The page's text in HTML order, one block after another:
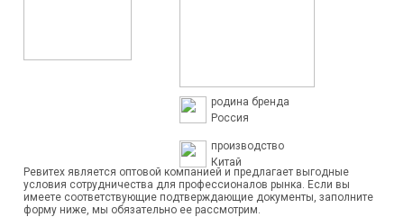
родина бренда
Россия
производство
Китай
Ревитех является оптовой компанией и предлагает выгодные
условия сотрудничества для профессионалов рынка. Если вы
имеете соответствующие подтверждающие документы, заполните
форму ниже, мы обязательно ее рассмотрим.